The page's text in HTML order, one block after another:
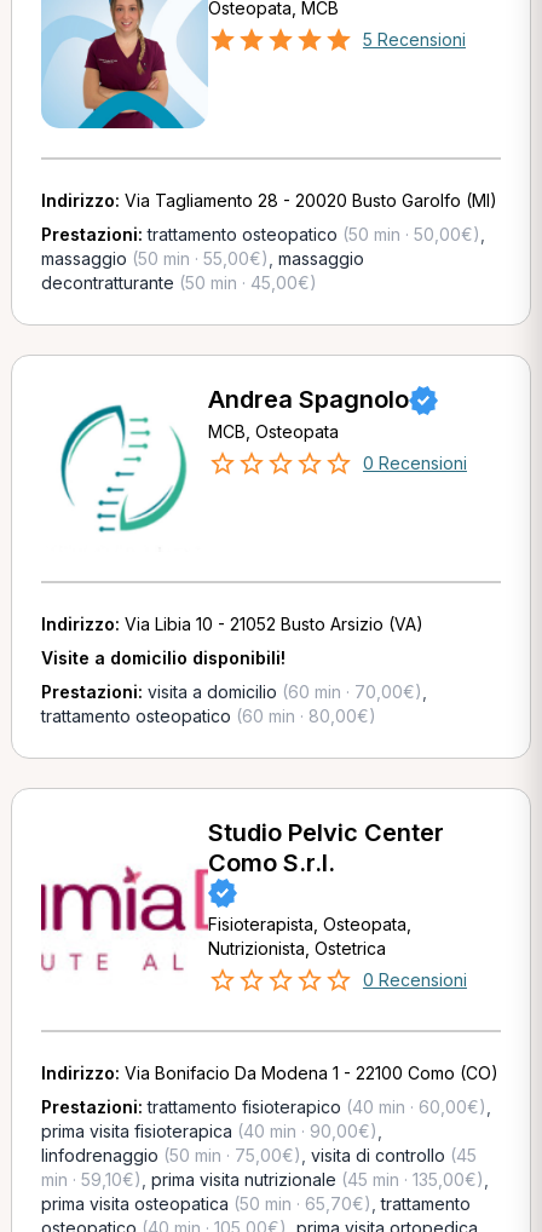
Osteopata, MCB
5 Recensioni
Indirizzo: Via Tagliamento 28 - 20020 Busto Garolfo (MI)
Prestazioni:trattamento osteopatico (50 min · 50,00€)
massaggio (50 min · 55,00€) massaggio
decontratturante (50 min · 45,00€)
Andrea Spagnolo
MCB, Osteopata
0 Recensioni
Indirizzo: Via Libia 10 - 21052 Busto Arsizio (VA)
Visite a domicilio disponibili!
Prestazioni: visita a domicilio (60 min · 70,00€)
trattamento osteopatico (60 min · 80,00€)
Studio Pelvic Center
Como S.r.l.
Fisioterapista, Osteopata,
Nutrizionista, Ostetrica
0 Recensioni
Indirizzo: Via Bonifacio Da Modena 1 - 22100 Como (CO)
Prestazioni:trattamento fisioterapico (40 min · 60,00€)
prima visita fisioterapica (40 min · 90,00€)
linfodrenaggio (50 min · 75,00€) visita di controllo (45
min · 59,10€) prima visita nutrizionale (45 min · 135,00€)
prima visita osteopatica (50 min · 65,70€) ,trattamento
osteopatico (40 min · 105,00€) prima visita ortopedica